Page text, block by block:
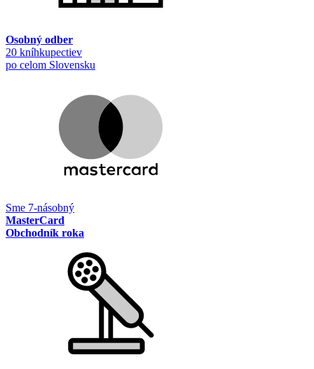
Osobný odber
20 kníhkupectiev
po celom Slovensku
Sme 7-násobný
MasterCard
Obchodník roka